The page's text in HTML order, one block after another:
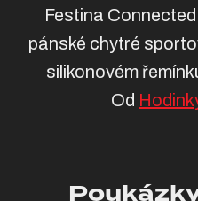
Festina
pánské chytré
silikonovém
Od